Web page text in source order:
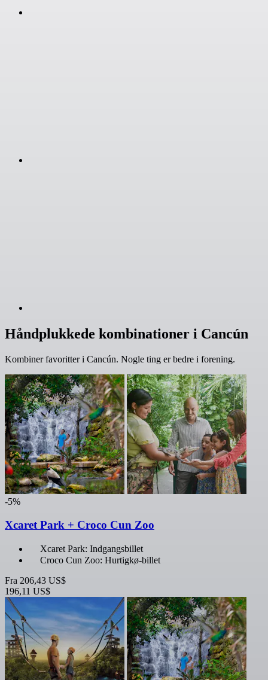
Håndplukkede kombinationer i Cancún
Kombiner favoritter i Cancún. Nogle ting er bedre i forening.
-5%
Xcaret Park + Croco Cun Zoo
Xcaret Park: Indgangsbillet
Croco Cun Zoo: Hurtigkø-billet
Fra 206,43 US$
196,11 US$